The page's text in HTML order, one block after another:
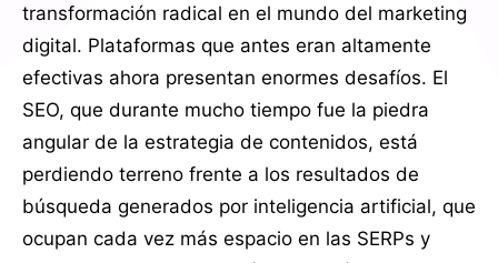
transformación radical en el mundo del marketing
digital. Plataformas que antes eran altamente
efectivas ahora presentan enormes desafíos. El
SEO, que durante mucho tiempo fue la piedra
angular de la estrategia de contenidos, está
perdiendo terreno frente a los resultados de
búsqueda generados por inteligencia artificial, que
ocupan cada vez más espacio en las SERPs y